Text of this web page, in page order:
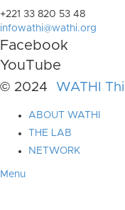
+221 33 820 53 48
infowathi@wathi.org
Facebook
YouTube
© 2024 WATHI
ABOUT WATHI
THE LAB
NETWORK
Menu